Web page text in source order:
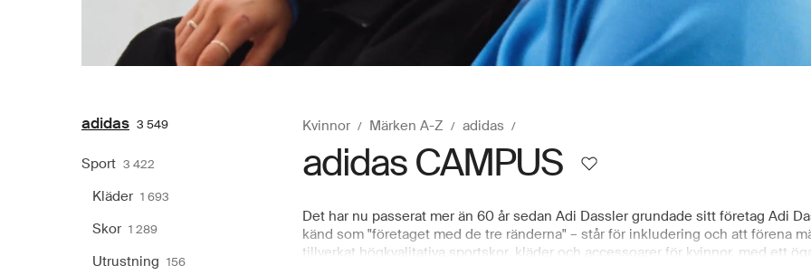
adidas 3 549
Sport 3 422
Kläder 1 693
Skor 1 289
Utrustning 156
Kvinnor Märken A-Z adidas
adidas CAMPUS
Det har nu passerat mer än 60 år sedan Adi Dassler grundade sitt företag Adi
känd som "företaget med de tre ränderna" – står för inkludering och att förena
tillverkat högkvalitativa sportskor, kläder och accessoarer för kvinnor, med ett